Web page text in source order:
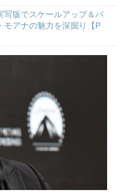
写版でスケールアップ＆パ
モアナの魅力を深掘り【P